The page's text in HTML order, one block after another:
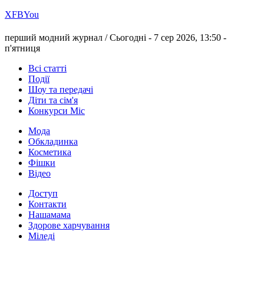
ХFBYou
перший модний журнал /Сьогодні - 7 сер 2026, 13:50 -
п'ятниця
Всі статті
Події
Шоу та передачі
Діти та сім'я
Конкурси Міс
Мода
Обкладинка
Косметика
Фішки
Відео
Доступ
Контакти
Нашамама
Здорове харчування
Міледі